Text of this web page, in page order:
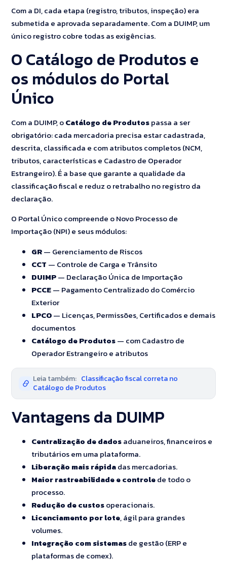
Com a DI, cada etapa (registro, tributos, inspeção) era
submetida e aprovada separadamente. Com a DUIMP, um
único registro cobre todas as exigências.
O Catálogo de Produtos e
os módulos do Portal
Único
Com a DUIMP, oCatálogo de Produtospassa a ser
obrigatório: cada mercadoria precisa estar cadastrada,
descrita, classificada e com atributos completos (NCM,
tributos, características e Cadastro de Operador
Estrangeiro). É a base que garante a qualidade da
classificação fiscal e reduz o retrabalho no registro da
declaração.
O Portal Único compreende o Novo Processo de
Importação (NPI) e seus módulos:
GR— Gerenciamento de Riscos
CCT — Controle de Carga e Trânsito
DUIMP— Declaração Única de Importação
PCCE— Pagamento Centralizado do Comércio
Exterior
LPCO— Licenças, Permissões, Certificados e demais
documentos
Catálogo de Produtos— com Cadastro de
Operador Estrangeiro e atributos
Leia também: Classificação fiscal correta no
Catálogo de Produtos
Vantagens da DUIMP
Centralização de dadosaduaneiros, financeiros e
tributários em uma plataforma.
Liberação mais rápidadas mercadorias.
Maior rastreabilidade e controlede todo o
processo.
Redução de custosoperacionais.
Licenciamento por lote, ágil para grandes
volumes.
Integração com sistemasde gestão (ERP e
plataformas de comex).